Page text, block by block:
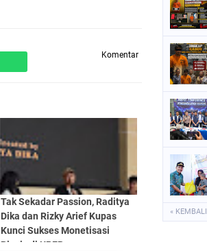
Komentar
Tak Sekadar Passion, Raditya
Dika dan Rizky Arief Kupas
Kunci Sukses Monetisasi
Bisnis di UPER
« KEMBALI